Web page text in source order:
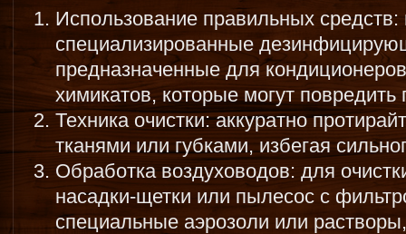
Использование правильных
специализированные
предназначенные для
химикатов, которые могут повредить
Техника очистки: аккуратно
тканями или губками, избегая
Обработка воздуховодов: для
насадки-щетки или пылесос с
специальные аэрозоли или